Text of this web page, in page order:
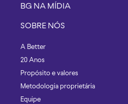
BG NA MÍDIA
SOBRE NÓS
A Better
20 Anos
Propósito e valores
Metodologia proprietária
Equipe